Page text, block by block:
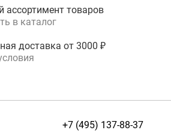
ассортимент товаров
в каталог
доставка от 3000 ₽
+7 (495) 137-88-37